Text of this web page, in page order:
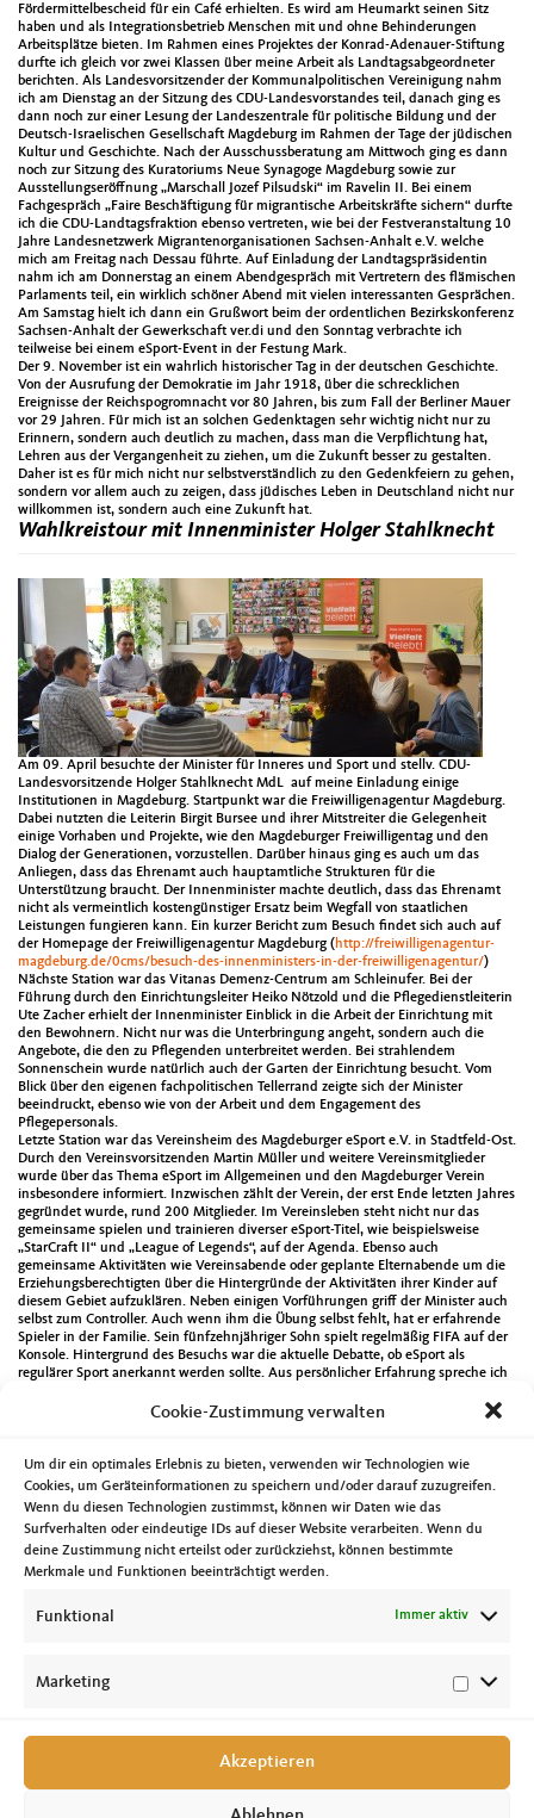
Cookie-Zustimmung verwalten
Um dir ein optimales Erlebnis zu bieten, verwenden wir Technologien wie
Cookies, um Geräteinformationen zu speichern und/oder darauf zuzugreifen.
Wenn du diesen Technologien zustimmst, können wir Daten wie das
Surfverhalten oder eindeutige IDs auf dieser Website verarbeiten. Wenn du
deine Zustimmung nicht erteilst oder zurückziehst, können bestimmte
Merkmale und Funktionen beeinträchtigt werden.
Funktional Immer aktiv
Marketing
Akzeptieren
Fördermittelbescheid für ein Café erhielten. Es wird am Heumarkt seinen Sitz
haben und als Integrationsbetrieb Menschen mit und ohne Behinderungen
Arbeitsplätze bieten. Im Rahmen eines Projektes der Konrad-Adenauer-Stiftung
durfte ich gleich vor zwei Klassen über meine Arbeit als Landtagsabgeordneter
berichten. Als Landesvorsitzender der Kommunalpolitischen Vereinigung nahm
ich am Dienstag an der Sitzung des CDU-Landesvorstandes teil, danach ging es
dann noch zur einer Lesung der Landeszentrale für politische Bildung und der
Deutsch-Israelischen Gesellschaft Magdeburg im Rahmen der Tage der jüdischen
Kultur und Geschichte. Nach der Ausschussberatung am Mittwoch ging es dann
noch zur Sitzung des Kuratoriums Neue Synagoge Magdeburg sowie zur
Ausstellungseröffnung „Marschall Jozef Pilsudski“ im Ravelin II. Bei einem
Fachgespräch „Faire Beschäftigung für migrantische Arbeitskräfte sichern“ durfte
ich die CDU-Landtagsfraktion ebenso vertreten, wie bei der Festveranstaltung 10
Jahre Landesnetzwerk Migrantenorganisationen Sachsen-Anhalt e.V. welche
mich am Freitag nach Dessau führte. Auf Einladung der Landtagspräsidentin
nahm ich am Donnerstag an einem Abendgespräch mit Vertretern des flämischen
Parlaments teil, ein wirklich schöner Abend mit vielen interessanten Gesprächen.
Am Samstag hielt ich dann ein Grußwort beim der ordentlichen Bezirkskonferenz
Sachsen-Anhalt der Gewerkschaft ver.di und den Sonntag verbrachte ich
teilweise bei einem eSport-Event in der Festung Mark.
Der 9. November ist ein wahrlich historischer Tag in der deutschen Geschichte.
Von der Ausrufung der Demokratie im Jahr 1918, über die schrecklichen
Ereignisse der Reichspogromnacht vor 80 Jahren, bis zum Fall der Berliner Mauer
vor 29 Jahren. Für mich ist an solchen Gedenktagen sehr wichtig nicht nur zu
Erinnern, sondern auch deutlich zu machen, dass man die Verpflichtung hat,
Lehren aus der Vergangenheit zu ziehen, um die Zukunft besser zu gestalten.
Daher ist es für mich nicht nur selbstverständlich zu den Gedenkfeiern zu gehen,
sondern vor allem auch zu zeigen, dass jüdisches Leben in Deutschland nicht nur
willkommen ist, sondern auch eine Zukunft hat.
Wahlkreistour mit Innenminister Holger Stahlknecht
Am 09. April besuchte der Minister für Inneres und Sport und stellv. CDU-
Landesvorsitzende Holger Stahlknecht MdL auf meine Einladung einige
Institutionen in Magdeburg. Startpunkt war die Freiwilligenagentur Magdeburg.
Dabei nutzten die Leiterin Birgit Bursee und ihrer Mitstreiter die Gelegenheit
einige Vorhaben und Projekte, wie den Magdeburger Freiwilligentag und den
Dialog der Generationen, vorzustellen. Darüber hinaus ging es auch um das
Anliegen, dass das Ehrenamt auch hauptamtliche Strukturen für die
Unterstützung braucht. Der Innenminister machte deutlich, dass das Ehrenamt
nicht als vermeintlich kostengünstiger Ersatz beim Wegfall von staatlichen
Leistungen fungieren kann. Ein kurzer Bericht zum Besuch findet sich auch auf
der Homepage der Freiwilligenagentur Magdeburg ( http://freiwilligenagentur-
magdeburg.de/0cms/besuch-des-innenministers-in-der-freiwilligenagentur/)
Nächste Station war das Vitanas Demenz-Centrum am Schleinufer. Bei der
Führung durch den Einrichtungsleiter Heiko Nötzold und die Pflegedienstleiterin
Ute Zacher erhielt der Innenminister Einblick in die Arbeit der Einrichtung mit
den Bewohnern. Nicht nur was die Unterbringung angeht, sondern auch die
Angebote, die den zu Pflegenden unterbreitet werden. Bei strahlendem
Sonnenschein wurde natürlich auch der Garten der Einrichtung besucht. Vom
Blick über den eigenen fachpolitischen Tellerrand zeigte sich der Minister
beeindruckt, ebenso wie von der Arbeit und dem Engagement des
Pflegepersonals.
Letzte Station war das Vereinsheim des Magdeburger eSport e.V. in Stadtfeld-Ost.
Durch den Vereinsvorsitzenden Martin Müller und weitere Vereinsmitglieder
wurde über das Thema eSport im Allgemeinen und den Magdeburger Verein
insbesondere informiert. Inzwischen zählt der Verein, der erst Ende letzten Jahres
gegründet wurde, rund 200 Mitglieder. Im Vereinsleben steht nicht nur das
gemeinsame spielen und trainieren diverser eSport-Titel, wie beispielsweise
„StarCraft II“ und „League of Legends“, auf der Agenda. Ebenso auch
gemeinsame Aktivitäten wie Vereinsabende oder geplante Elternabende um die
Erziehungsberechtigten über die Hintergründe der Aktivitäten ihrer Kinder auf
diesem Gebiet aufzuklären. Neben einigen Vorführungen griff der Minister auch
selbst zum Controller. Auch wenn ihm die Übung selbst fehlt, hat er erfahrende
Spieler in der Familie. Sein fünfzehnjähriger Sohn spielt regelmäßig FIFA auf der
Konsole. Hintergrund des Besuchs war die aktuelle Debatte, ob eSport als
regulärer Sport anerkannt werden sollte. Aus persönlicher Erfahrung spreche ich
https://www.facebook.com/pg/MagdeburgeSports/photos/?
stahlknecht-krull-100.html) wird über diesen Besuch berichtet.
Nach diesem Besuchsprogramm gab es dann noch eine Sitzung mit einen CDU-
Mitgliedern im Kaffeehaus Köhler zum Austausch über die aktuelle Lage der CDU
und vor welchen Herausforderungen unsere Partei steht.